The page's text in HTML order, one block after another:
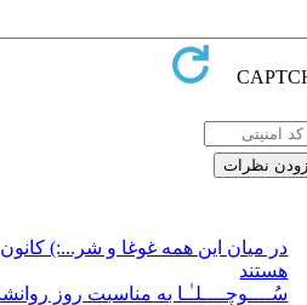
در میان این همه غوغا و شر...:)
هستند
سُــــوچِــــلـٰـا به مناسبت روز